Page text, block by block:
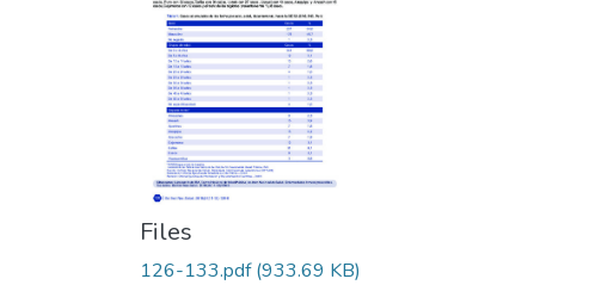
Files
126-133.pdf(933.69 KB)